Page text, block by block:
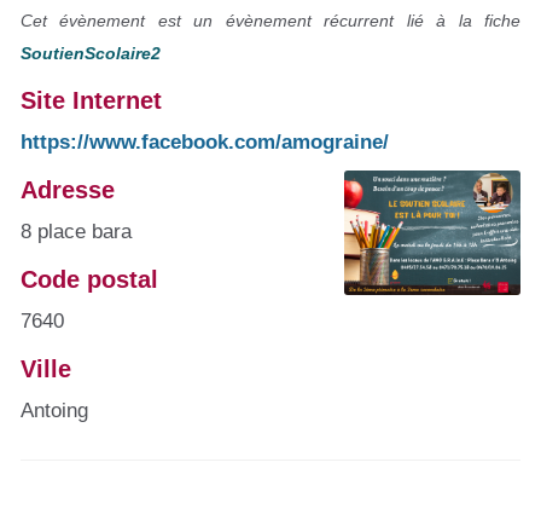
Cet évènement est un évènement récurrent lié à la fiche
SoutienScolaire2
Site Internet
https://www.facebook.com/amograine/
Adresse
8 place bara
Code postal
7640
Ville
Antoing